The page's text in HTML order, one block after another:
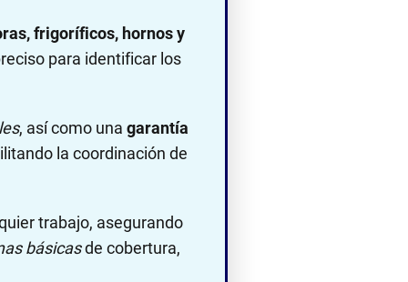
frigoríficos, hornos y
para identificar los
, así como una garantía
la coordinación de
trabajo, asegurando
básicasde cobertura,